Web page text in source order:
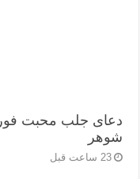
دعای جلب محبت
شوهر
23 ساعت قبل